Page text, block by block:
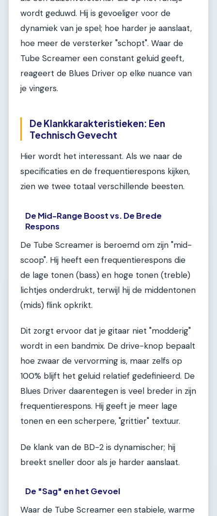
wordt geduwd. Hij is gevoeliger voor de
dynamiek van je spel; hoe harder je aanslaat,
hoe meer de versterker "schopt". Waar de
Tube Screamer een constant geluid geeft,
reageert de Blues Driver op elke nuance van
je vingers.
De Klankkarakteristieken: Een
Technisch Gevecht
Hier wordt het interessant. Als we naar de
specificaties en de frequentierespons kijken,
zien we twee totaal verschillende beesten.
De Mid-Range Boost vs. De Brede
Respons
De Tube Screamer is beroemd om zijn "mid-
scoop". Hij heeft een frequentierespons die
de lage tonen (bass) en hoge tonen (treble)
lichtjes onderdrukt, terwijl hij de middentonen
(mids) flink opkrikt.
Dit zorgt ervoor dat je gitaar niet "modderig"
wordt in een bandmix. De drive-knop bepaalt
hoe zwaar de vervorming is, maar zelfs op
100% blijft het geluid relatief gedefinieerd. De
Blues Driver daarentegen is veel breder in zijn
frequentierespons. Hij geeft je meer lage
tonen en een scherpere, "grittier" textuur.
De klank van de BD-2 is dynamischer; hij
breekt sneller door als je harder aanslaat.
De "Sag" en het Gevoel
Waar de Tube Screamer een stabiele, warme